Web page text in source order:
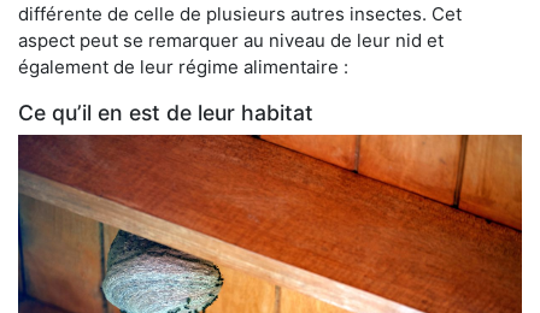
différente de celle de plusieurs autres insectes. Cet
aspect peut se remarquer au niveau de leur nid et
également de leur régime alimentaire :
Ce qu’il en est de leur habitat